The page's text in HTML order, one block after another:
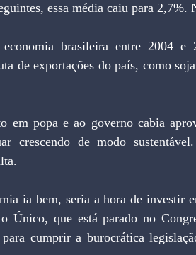
essa média caiu para
de exportações do país, como
crescendo de modo
Único, que está parado no
para cumprir a burocrática